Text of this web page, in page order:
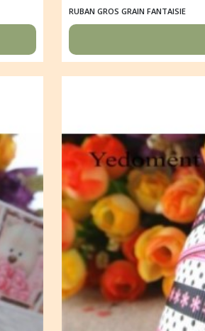
RUBAN GROS GRAIN FANTAISIE